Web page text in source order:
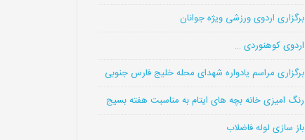
برگزاری اردوی ورزشی ویژه جوانان
اردوی کوهنوردی …
برگزاری مراسم یادواره شهدای محله خلیج فارس جنوبی
رنگ امیزی خانه بچه های ایتام به مناسبت هفته بسیج
باز سازی لوله فاضلاب